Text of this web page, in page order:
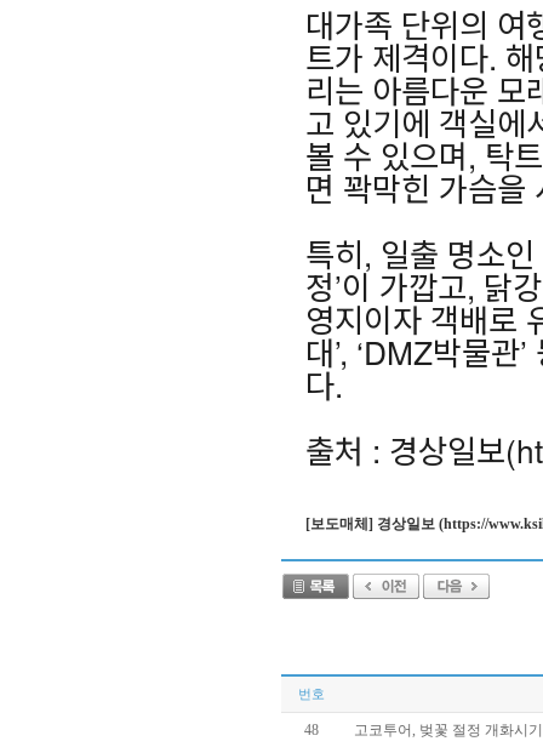
대가족 단위의 여
트가 제격이다.
리는 아름다운 모
고 있기에 객실에
볼 수 있으며, 탁
면 꽉막힌 가슴을
특히, 일출 명소
정’이 가깝고, 닭
영지이자 객배로
대’, ‘DMZ박물관
다.
출처 : 경상일보
[보도매체] 경상일보 (https://
번호
48 고코투어, 벚꽃 절정 개화시